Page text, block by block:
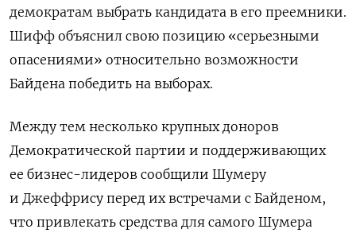
демократам выбрать кандидата в его преемники.
Шифф объяснил свою позицию «серьезными
опасениями» относительно возможности
Байдена победить на выборах.
Между тем несколько крупных доноров
Демократической партии и поддерживающих
ее бизнес-лидеров сообщили Шумеру
и Джеффрису перед их встречами с Байденом,
что привлекать средства для самого Шумера